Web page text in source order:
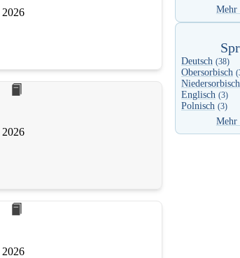
Mehr
Deutsch (38)
Obersorbisch
Niedersorbisch
Englisch (3)
Polnisch (3)
Mehr
2026
2026
2026